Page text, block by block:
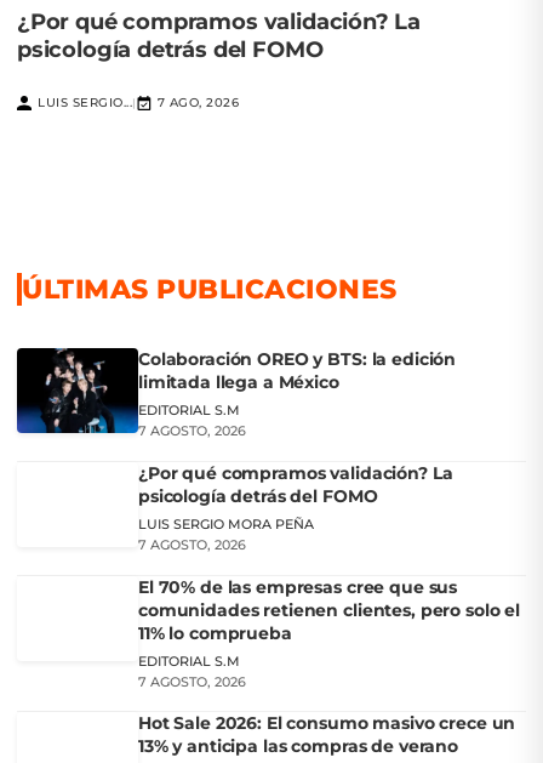
¿Por qué compramos validación? La
psicología detrás del FOMO
LUIS SERGIO...| 7 AGO, 2026
ÚLTIMAS PUBLICACIONES
Colaboración OREO y BTS: la edición
limitada llega a México
EDITORIAL S.M
7 AGOSTO, 2026
¿Por qué compramos validación? La
psicología detrás del FOMO
LUIS SERGIO MORA PEÑA
7 AGOSTO, 2026
El 70% de las empresas cree que sus
comunidades retienen clientes, pero solo el
11% lo comprueba
EDITORIAL S.M
7 AGOSTO, 2026
Hot Sale 2026: El consumo masivo crece un
13% y anticipa las compras de verano